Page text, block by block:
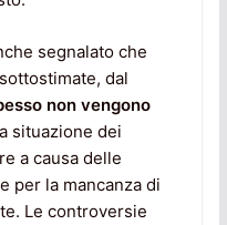
segnalato che
dal
non vengono
situazione dei
a causa delle
per la mancanza di
Le controversie